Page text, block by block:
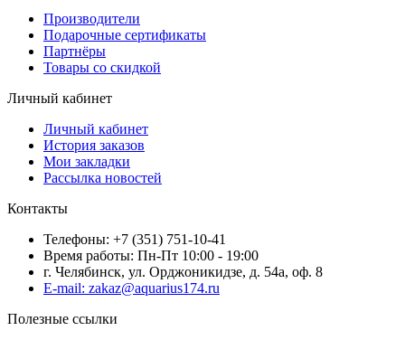
Производители
Подарочные сертификаты
Партнёры
Товары со скидкой
Личный кабинет
Личный кабинет
История заказов
Мои закладки
Рассылка новостей
Контакты
Телефоны: +7 (351) 751-10-41
Время работы: Пн-Пт 10:00 - 19:00
г. Челябинск, ул. Орджоникидзе, д. 54а, оф. 8
E-mail: zakaz@aquarius174.ru
Полезные ссылки